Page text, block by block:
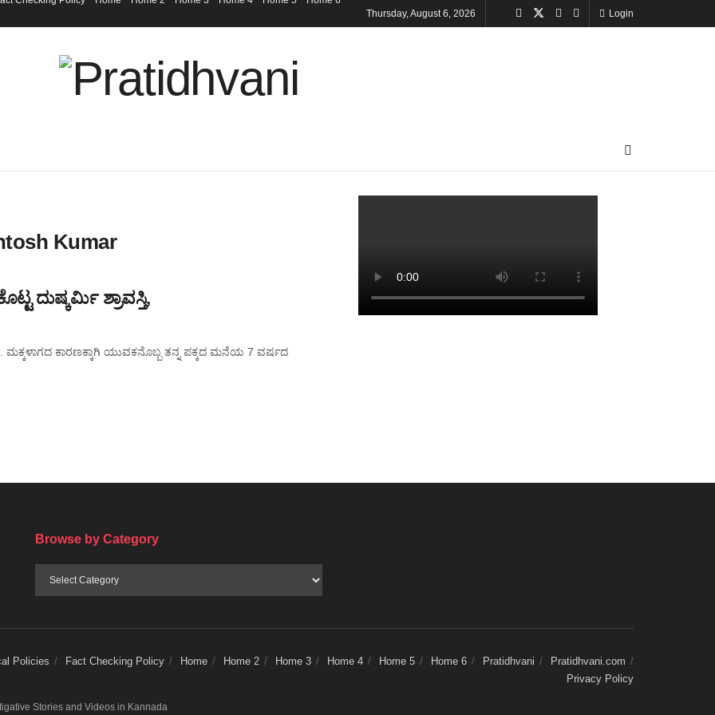
Thursday, August 6, 2026 Login
Kumar
ದುಷ್ಕರ್ಮಿ ಶ್ರಾವಸ್ತಿ,
ಕಾರಣಕ್ಕಾಗಿ ಯುವಕನೊಬ್ಬ ತನ್ನ ಪಕ್ಕದ ಮನೆಯ 7 ವರ್ಷದ
Browse by Category
Policies Fact Checking Policy Home Home 2 Home 3 Home 4 Home 5 Home 6 Pratidhvani
Pratidhvani.com
Privacy Policy
Stories and Videos in Kannada